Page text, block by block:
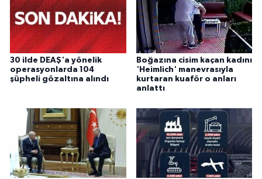
30 ilde DEAŞ'a yönelik
operasyonlarda 104
şüpheli gözaltına alındı
Boğazına cisim kaçan kadını
'Heimlich' manevrasıyla
kurtaran kuaför o anları
anlattı